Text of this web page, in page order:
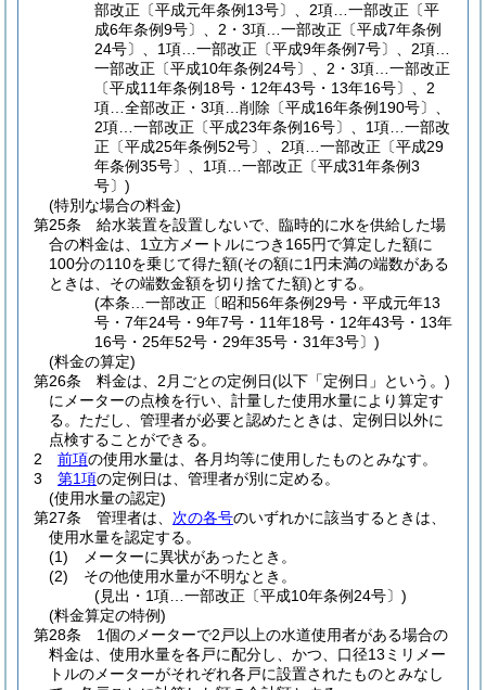
部改正〔平成元年条例13号〕、2項…一部改正〔平
成6年条例9号〕、2・3項…一部改正〔平成7年条例
24号〕、1項…一部改正〔平成9年条例7号〕、2項…
一部改正〔平成10年条例24号〕、2・3項…一部改正
〔平成11年条例18号・12年43号・13年16号〕、2
項…全部改正・3項…削除〔平成16年条例190号〕、
2項…一部改正〔平成23年条例16号〕、1項…一部改
正〔平成25年条例52号〕、2項…一部改正〔平成29
年条例35号〕、1項…一部改正〔平成31年条例3
号〕)
(特別な場合の料金)
第25条
給水装置を設置しないで、臨時的に水を供給した場
合の料金は、1立方メートルにつき165円で算定した額に
100分の110を乗じて得た額(その額に1円未満の端数がある
ときは、その端数金額を切り捨てた額)とする。
(本条…一部改正〔昭和56年条例29号・平成元年13
号・7年24号・9年7号・11年18号・12年43号・13年
16号・25年52号・29年35号・31年3号〕)
(料金の算定)
第26条
料金は、2月ごとの定例日(以下「定例日」という。)
にメーターの点検を行い、計量した使用水量により算定す
る。 ただし、管理者が必要と認めたときは、定例日以外に
点検することができる。
2
前項の使用水量は、各月均等に使用したものとみなす。
3
第1項の定例日は、管理者が別に定める。
(使用水量の認定)
第27条
管理者は、 次の各号のいずれかに該当するときは、
使用水量を認定する。
(1)
メーターに異状があったとき。
(2)
その他使用水量が不明なとき。
(見出・1項…一部改正〔平成10年条例24号〕)
(料金算定の特例)
第28条
1個のメーターで2戸以上の水道使用者がある場合の
料金は、使用水量を各戸に配分し、かつ、口径13ミリメー
トルのメーターがそれぞれ各戸に設置されたものとみなし